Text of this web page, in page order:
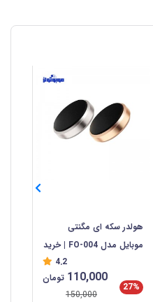
هولدر سکه ای مگنتی
موبایل مدل FO-004 | خرید
4.2
27%
110,000 تومان
150,000